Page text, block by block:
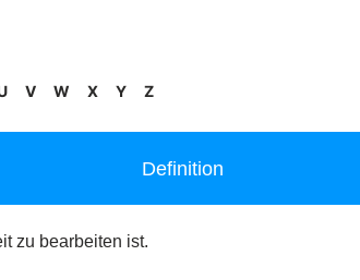
V W X Y Z
Definition
zu bearbeiten ist.